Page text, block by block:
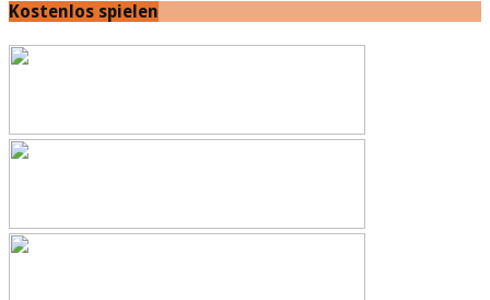
Kostenlos spielen